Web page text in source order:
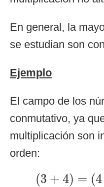
En general, la
se estudian son
Ejemplo
El campo de los
conmutativo, ya
multiplicación son
orden:
(3 + 4) = (4
( +4 (4